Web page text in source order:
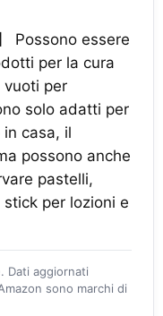
Possono essere
per la cura
vuoti per
solo adatti per
casa, il
possono anche
pastelli,
per lozioni e
Dati aggiornati
sono marchi di